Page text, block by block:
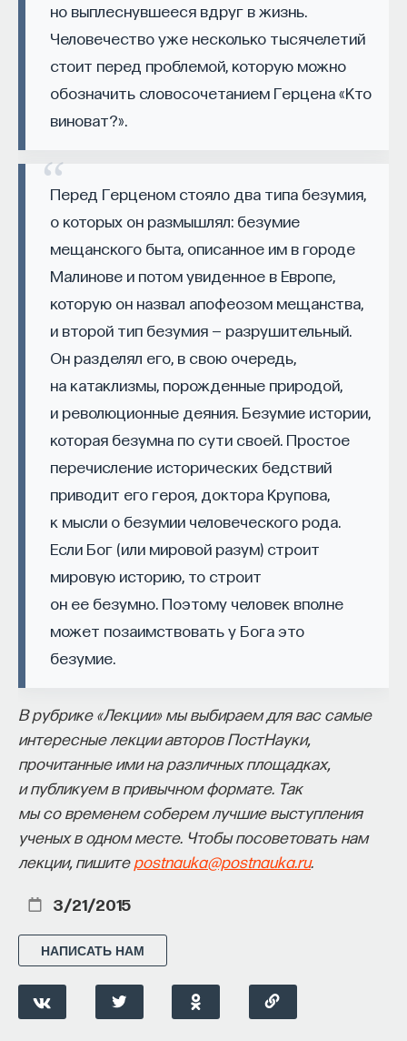
но выплеснувшееся вдруг в жизнь.
Человечество уже несколько тысячелетий
стоит перед проблемой, которую можно
обозначить словосочетанием Герцена «Кто
виноват?».
Перед Герценом стояло два типа безумия,
о которых он размышлял: безумие
мещанского быта, описанное им в городе
Малинове и потом увиденное в Европе,
которую он назвал апофеозом мещанства,
и второй тип безумия — разрушительный.
Он разделял его, в свою очередь,
на катаклизмы, порожденные природой,
и революционные деяния. Безумие истории,
которая безумна по сути своей. Простое
перечисление исторических бедствий
приводит его героя, доктора Крупова,
к мысли о безумии человеческого рода.
Если Бог (или мировой разум) строит
мировую историю, то строит
он ее безумно. Поэтому человек вполне
может позаимствовать у Бога это
безумие.
В рубрике «Лекции» мы выбираем для вас самые
интересные лекции авторов ПостНауки,
прочитанные ими на различных площадках,
и публикуем в привычном формате. Так
мы со временем соберем лучшие выступления
ученых в одном месте. Чтобы посоветовать нам
лекции, пишитеpostnauka@postnauka.ru.
3/21/2015
НАПИСАТЬ НАМ
научиться анализировать кино.
Eyes Wide Shut. BFI Modern Classics,
Мишель Шион — французский киновед и теоретик
звука. Он написал одну из самых знаменитых книг
о творчестве режиссера Дэвида Линча. Как
авторитетного исследователя, его приглашают
писать для Британского института
кинематографа, в рамках деятельности которого
выходит серия небольших книг, каждая
классическому, либо современному. Поскольку
у Шиона, как и у многих других авторов,
уникальная методика анализа фильма, технику
которой не так просто описать в двух словах,
каждому заинтересованному просто необходимо
прочитать хотя бы один из его текстов,
вышедших под эгидой Британского института
кинематографа. Я бы предложил прочитать
из самых загадочных режиссеров. Шион почти
не обращается к контексту создания фильма,
почти не сравнивает его с другими, тематически
близкими, но методично исследует мельчайшие
детали сюжета, доказывая, почему обычный
зритель этого кино смотрит фильм «с широко
закрытыми глазами».
3
Polan D.
Pulp Fiction. BFI Modern Classics, 2008
и одновременно сложной с точки зрения
эрудиции в истории кино и знаний современной
культуры вообще является книга Даны Полана
«Криминальное чтиво». Как и большинство книг
в этом списке, она вышла в серии книг